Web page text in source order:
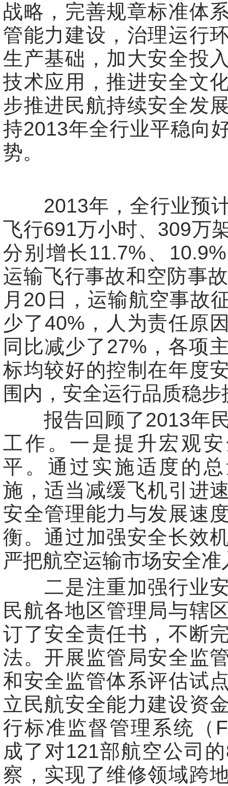
战略，完善规章标准体
管能力建设，治理运行
生产基础，加大安全投
技术应用，推进安全文
步推进民航持续安全发
持2013年全行业平稳向
势。
2013年，全行业预
飞行691万小时、309万
分别增长11.7%、
运输飞行事故和空防事
月20日，运输航空事故
少了40%，人为责任原
同比减少了27%，各项
标均较好的控制在年度
围内，安全运行品质稳步
报告回顾了2013年
工作。一是提升宏观
平。通过实施适度的
施，适当减缓飞机引进
安全管理能力与发展速
衡。通过加强安全长效
严把航空运输市场安全准
二是注重加强行业安
民航各地区管理局与辖
订了安全责任书，不断
法。开展监管局安全监
和安全监管体系评估试
立民航安全能力建设资
行标准监督管理系统（
成了对121部航空公司
察，实现了维修领域跨